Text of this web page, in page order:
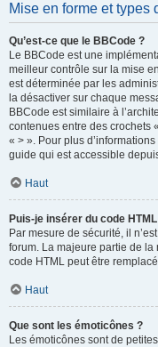
Mise en forme et types
Qu’est-ce que le BBCode ?
Le BBCode est une
meilleur contrôle sur la mise
est déterminée par les
la désactiver sur chaque
BBCode est similaire à
contenues entre des crochets
« > ». Pour plus
guide qui est accessible
Haut
Puis-je insérer du code
Par mesure de sécurité, il
forum. La majeure partie de
code HTML peut être
Haut
Que sont les émoticônes ?
Les émoticônes sont de